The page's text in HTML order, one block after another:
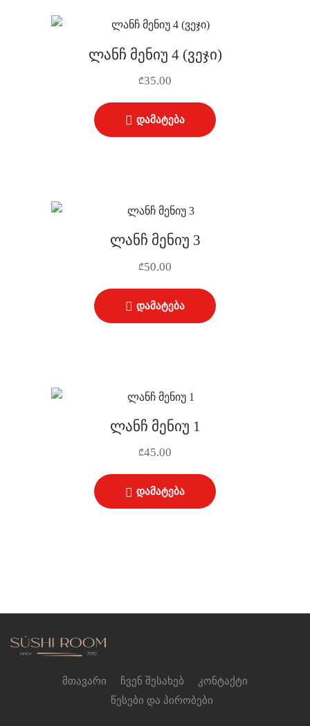
ლანჩ მენიუ 4 (ვეჯი)
₾35.00
დამატება
ლანჩ მენიუ 3
₾50.00
დამატება
ლანჩ მენიუ 1
₾45.00
დამატება
მთავარი ჩვენ შესახებ
კონტაქტი
წესები და პირობები